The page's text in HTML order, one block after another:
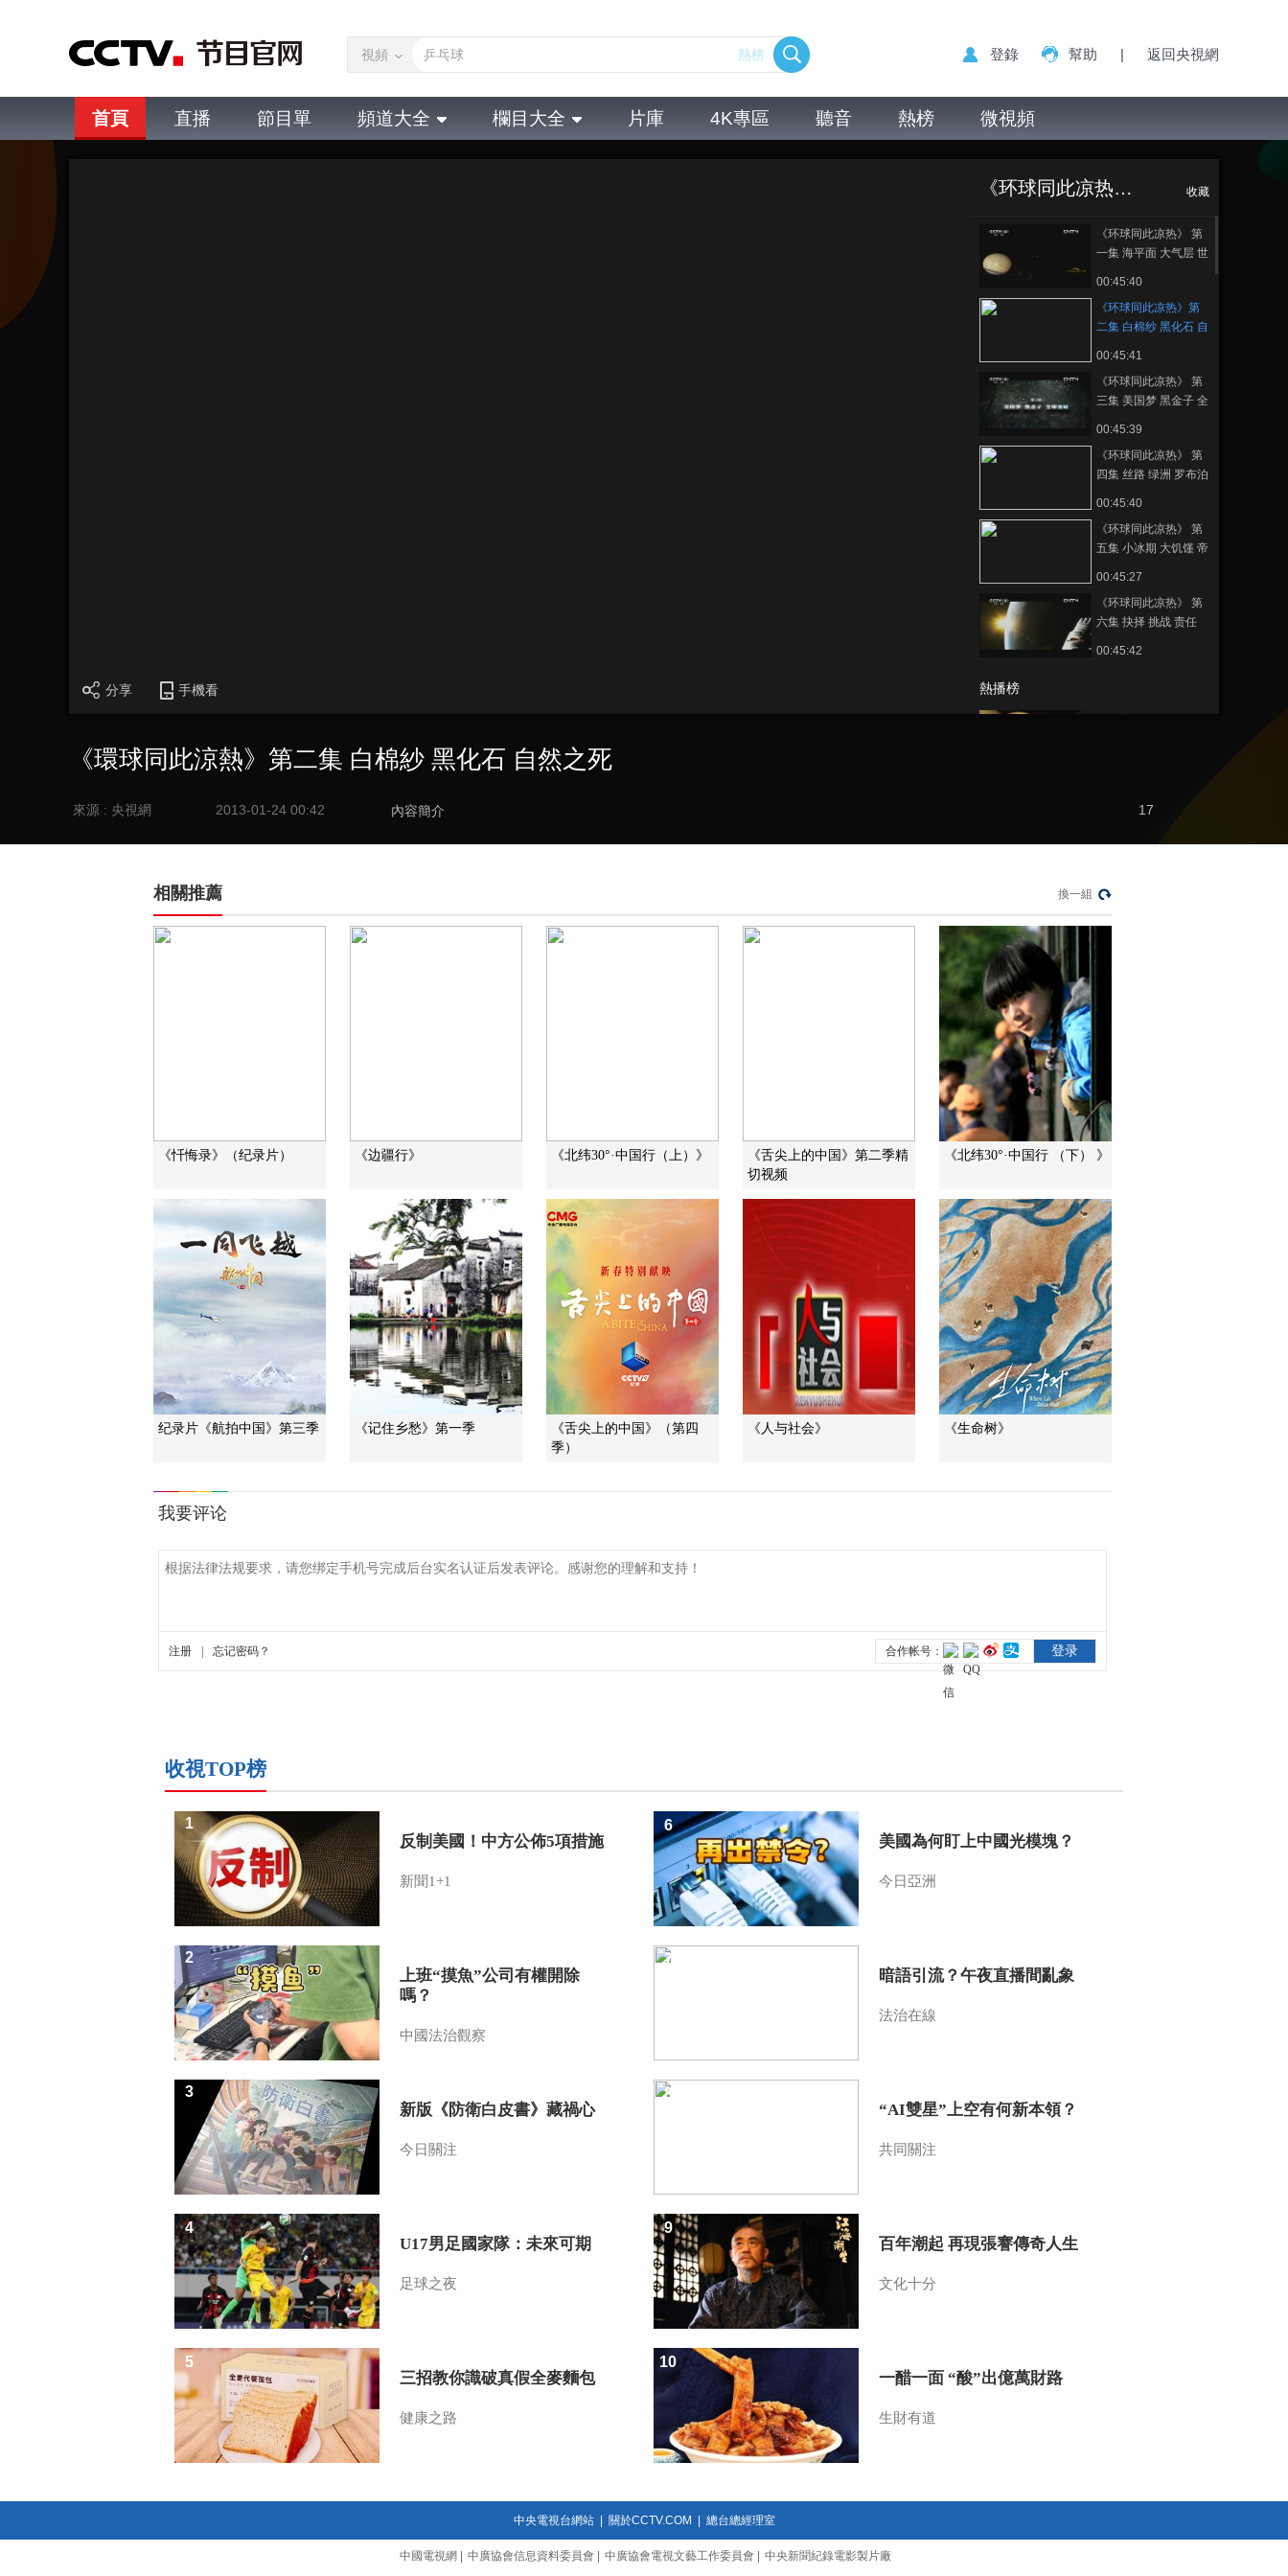
視頻 熱榜 登錄 幫助 | 返回央視網
首頁 直播 節目單 頻道大全 欄目大全 片庫 4K專區 聽音 熱榜 微視頻
分享 手機看
《环球同此凉热》精编版 收藏
《环球同此凉热》 第
一集 海平面 大气层 世
00:45:40
《环球同此凉热》第
二集 白棉纱 黑化石 自
00:45:41
《环球同此凉热》 第
三集 美国梦 黑金子 全
00:45:39
《环球同此凉热》 第
四集 丝路 绿洲 罗布泊
00:45:40
《环球同此凉热》 第
五集 小冰期 大饥馑 帝
00:45:27
《环球同此凉热》 第
六集 抉择 挑战 责任
00:45:42
熱播榜
中國法治觀察
藏禍心
今日關注
模塊？
暗語引流？午夜直播
法治在線
“AI雙星”上空有何新本
領？
共同關注
百年潮起 再現張謇傳
奇人生
文化十分
一醋一面 “酸”出億萬
財路
《環球同此涼熱》第二集 白棉紗 黑化石 自然之死
來源 : 央視網 2013-01-24 00:42 內容簡介 17
相關推薦 換一組
《忏悔录》（纪录片） 《边疆行》 《北纬30°·中国行（上）》
《舌尖上的中国》第二季精
切视频
《北纬30°·中国行 （下） 》
纪录片《航拍中国》第三季 《记住乡愁》第一季
《舌尖上的中国》（第四
季）
《人与社会》 《生命树》
收視TOP榜
反制美國！中方公佈5項措施
新聞1+1
1
上班“摸魚”公司有權開除
嗎？
中國法治觀察
2
新版《防衛白皮書》藏禍心
今日關注
3
U17男足國家隊：未來可期
足球之夜
4
三招教你識破真假全麥麵包
健康之路
5
美國為何盯上中國光模塊？
今日亞洲
6
暗語引流？午夜直播間亂象
法治在線
7
“AI雙星”上空有何新本領？
共同關注
8
百年潮起 再現張謇傳奇人生
文化十分
9
一醋一面 “酸”出億萬財路
生財有道
10
中央電視台網站| 關於CCTV.COM 總台總經理室
中國電視網 中廣協會信息資料委員會 中廣協會電視文藝工作委員會 中央新聞紀錄電影製片廠